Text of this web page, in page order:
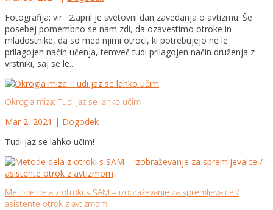
Fotografija: vir. 2.april je svetovni dan zavedanja o avtizmu. Še
posebej pomembno se nam zdi, da ozavestimo otroke in
mladostnike, da so med njimi otroci, ki potrebujejo ne le
prilagojen način učenja, temveč tudi prilagojen način druženja z
vrstniki, saj se le...
Okrogla miza: Tudi jaz se lahko učim
Mar 2, 2021 | Dogodek
Tudi jaz se lahko učim!
Metode dela z otroki s SAM – izobraževanje za spremljevalce /
asistente otrok z avtizmom